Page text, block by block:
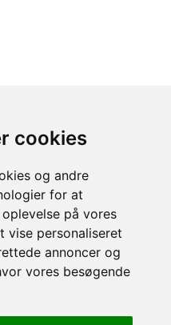
cookies
og andre
for at
på vores
vise personaliseret
annoncer og
vores besøgende